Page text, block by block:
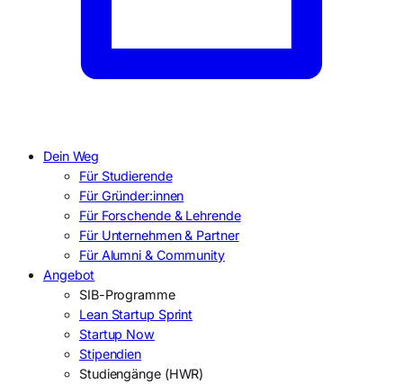
Dein Weg
Für Studierende
Für Gründer:innen
Für Forschende & Lehrende
Für Unternehmen & Partner
Für Alumni & Community
Angebot
SIB-Programme
Lean Startup Sprint
Startup Now
Stipendien
Studiengänge (HWR)